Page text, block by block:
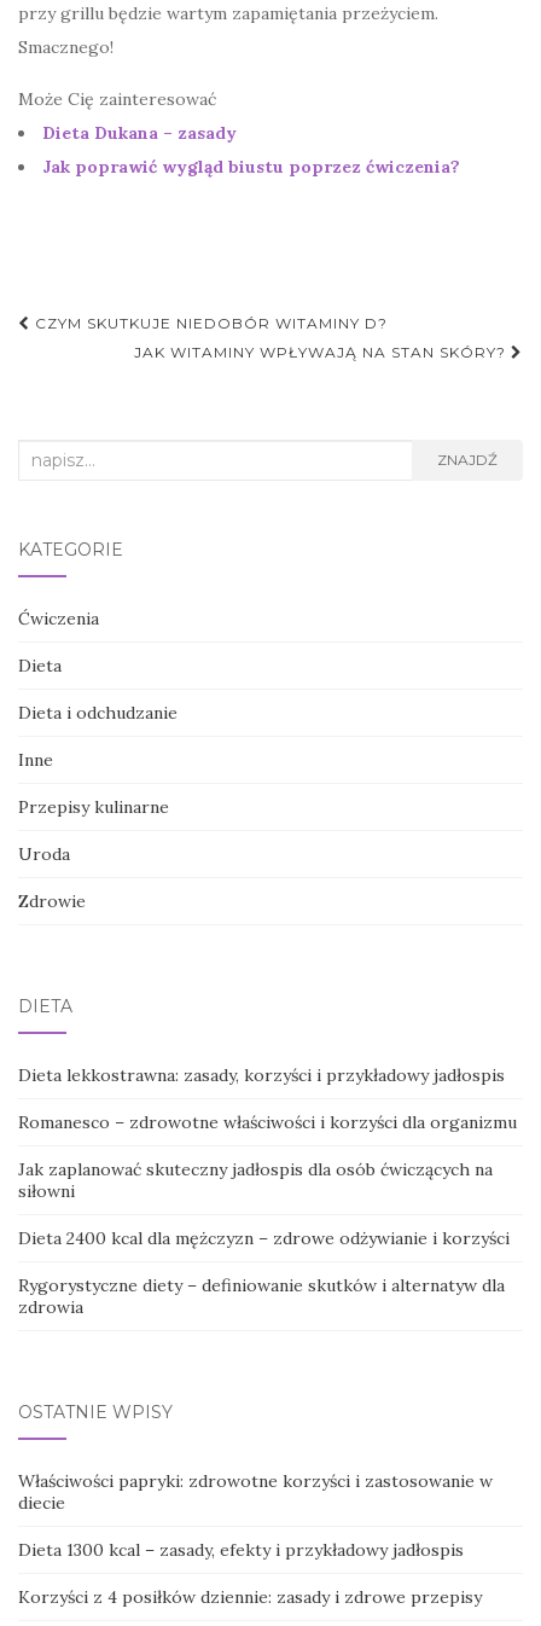
przy grillu będzie wartym zapamiętania przeżyciem.
Smacznego!
Może Cię zainteresować
Dieta Dukana – zasady
Jak poprawić wygląd biustu poprzez ćwiczenia?
Nawigacja
CZYM SKUTKUJE NIEDOBÓR WITAMINY D?
JAK WITAMINY WPŁYWAJĄ NA STAN SKÓRY?
Search
ZNAJDŹ
KATEGORIE
Ćwiczenia
Dieta
Dieta i odchudzanie
Inne
Przepisy kulinarne
Uroda
Zdrowie
DIETA
Dieta lekkostrawna: zasady, korzyści i przykładowy jadłospis
Romanesco – zdrowotne właściwości i korzyści dla organizmu
Jak zaplanować skuteczny jadłospis dla osób ćwiczących na
siłowni
Dieta 2400 kcal dla mężczyzn – zdrowe odżywianie i korzyści
Rygorystyczne diety – definiowanie skutków i alternatyw dla
zdrowia
OSTATNIE WPISY
Właściwości papryki: zdrowotne korzyści i zastosowanie w
diecie
Dieta 1300 kcal – zasady, efekty i przykładowy jadłospis
Korzyści z 4 posiłków dziennie: zasady i zdrowe przepisy